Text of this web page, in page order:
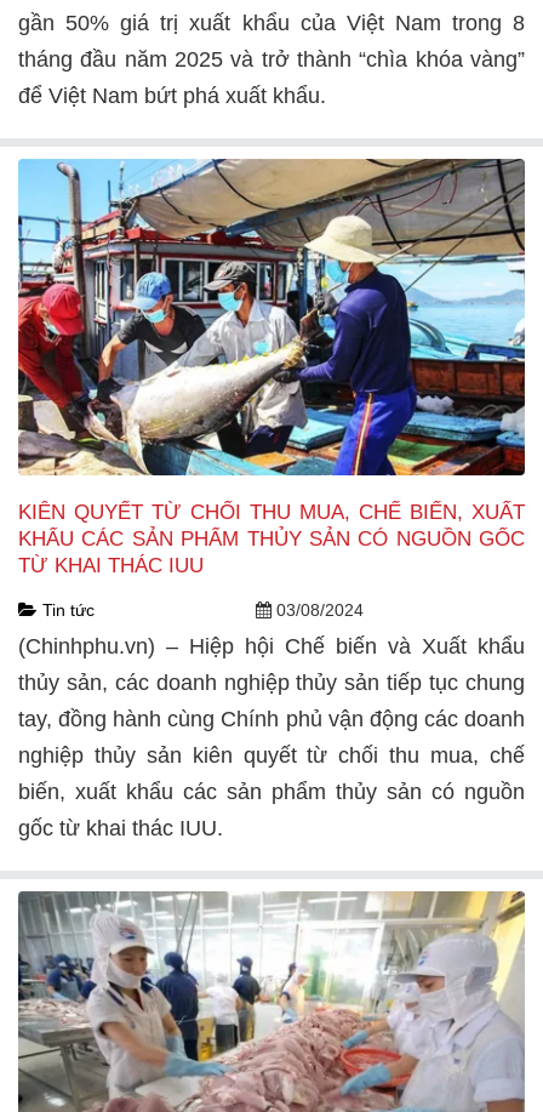
gần 50% giá trị xuất khẩu của Việt Nam trong 8
tháng đầu năm 2025 và trở thành “chìa khóa vàng”
để Việt Nam bứt phá xuất khẩu.
KIÊN QUYẾT TỪ CHỐI THU MUA, CHẾ BIẾN, XUẤT
KHẨU CÁC SẢN PHẨM THỦY SẢN CÓ NGUỒN GỐC
TỪ KHAI THÁC IUU
Tin tức 03/08/2024
(Chinhphu.vn) – Hiệp hội Chế biến và Xuất khẩu
thủy sản, các doanh nghiệp thủy sản tiếp tục chung
tay, đồng hành cùng Chính phủ vận động các doanh
nghiệp thủy sản kiên quyết từ chối thu mua, chế
biến, xuất khẩu các sản phẩm thủy sản có nguồn
gốc từ khai thác IUU.